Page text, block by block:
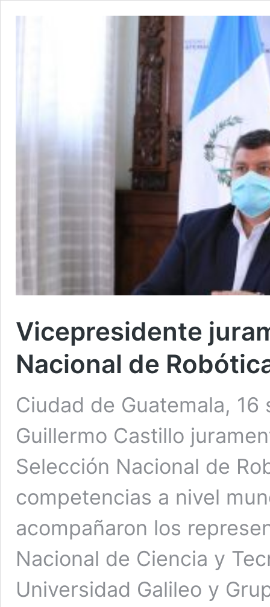
Vicepresidente
Nacional de
Ciudad de Guatemala,
Guillermo Castillo
Selección Nacional de
competencias a nivel
acompañaron los
Nacional de Ciencia y
Universidad Galileo y